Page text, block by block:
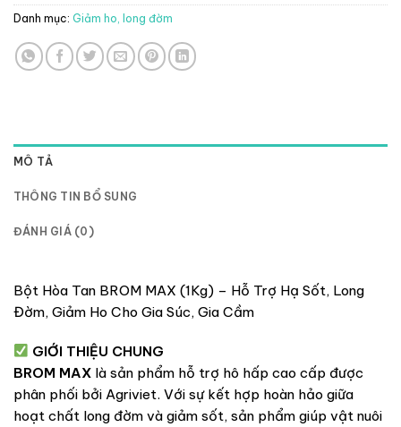
Danh mục: Giảm ho, long đờm
MÔ TẢ
THÔNG TIN BỔ SUNG
ĐÁNH GIÁ (0)
Bột Hòa Tan BROM MAX (1Kg) – Hỗ Trợ Hạ Sốt, Long
Đờm, Giảm Ho Cho Gia Súc, Gia Cầm
GIỚI THIỆU CHUNG
BROM MAX là sản phẩm hỗ trợ hô hấp cao cấp được
phân phối bởi Agriviet. Với sự kết hợp hoàn hảo giữa
hoạt chất long đờm và giảm sốt, sản phẩm giúp vật nuôi